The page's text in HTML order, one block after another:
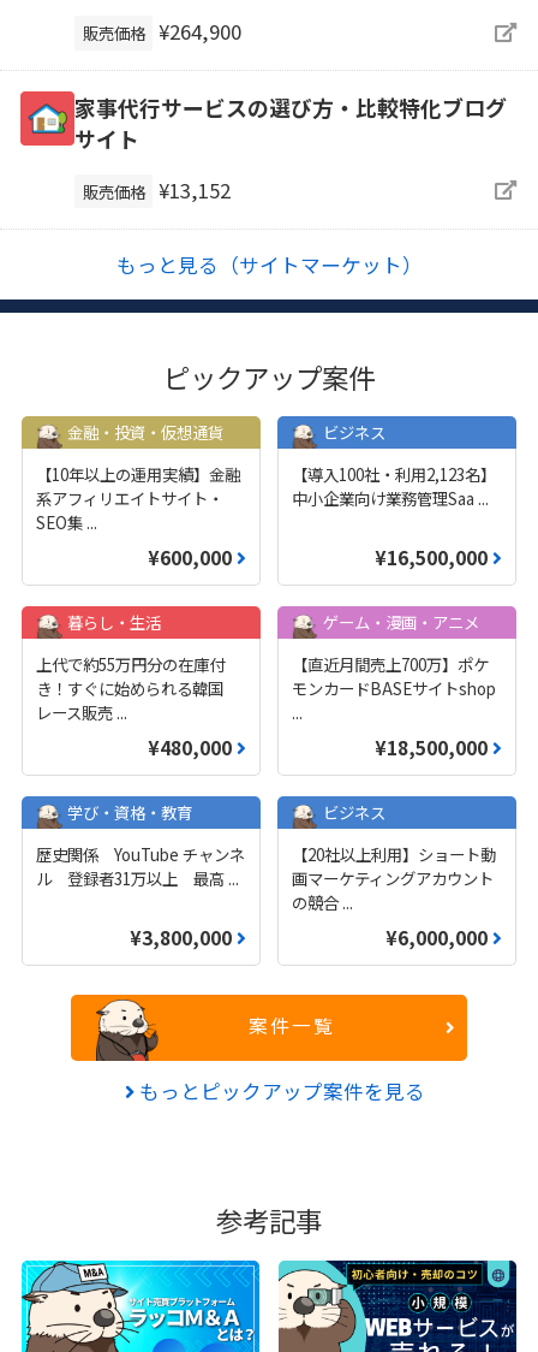
販売価格 ¥264,900
家事代行サービスの選び方・比較特化ブログ
サイト
販売価格 ¥13,152
もっと見る（サイトマーケット）
ピックアップ案件
金融・投資・仮想通貨
【10年以上の運用実績】金融
系アフィリエイトサイト・
SEO集 ...
¥600,000
ビジネス
【導入100社・利用2,123名】
中小企業向け業務管理Saa ...
¥16,500,000
暮らし・生活
上代で約55万円分の在庫付
き！すぐに始められる韓国
レース販売 ...
¥480,000
ゲーム・漫画・アニメ
【直近月間売上700万】ポケ
モンカードBASEサイトshop
...
¥18,500,000
学び・資格・教育
歴史関係 YouTube チャンネ
ル 登録者31万以上 最高 ...
¥3,800,000
ビジネス
【20社以上利用】ショート動
画マーケティングアカウント
の競合...
¥6,000,000
案件一覧
もっとピックアップ案件を見る
参考記事